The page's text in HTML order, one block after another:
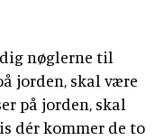
dig nøglerne til
jorden, skal være
på jorden, skal
dér kommer de to